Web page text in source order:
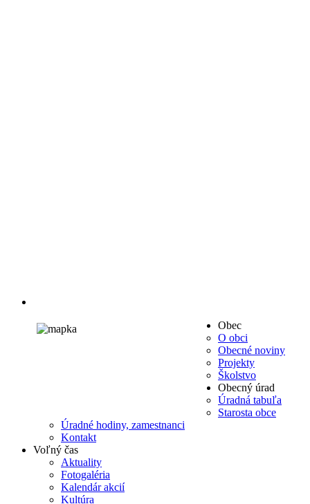
Obec
O obci
Obecné noviny
Projekty
Školstvo
Obecný úrad
Úradná tabuľa
Starosta obce
Úradné hodiny, zamestnanci
Kontakt
Voľný čas
Aktuality
Fotogaléria
Kalendár akcií
Kultúra